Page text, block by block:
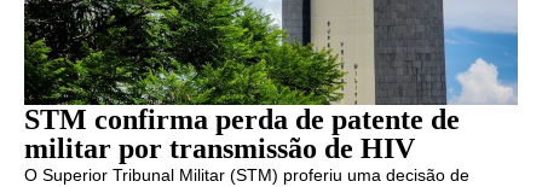
STM confirma perda de patente de
militar por transmissão de HIV
O Superior Tribunal Militar (STM) proferiu uma decisão de